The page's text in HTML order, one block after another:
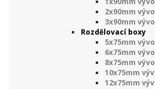
2x90mm
3x90mm
Rozdělovací boxy
5x75mm
6x75mm
8x75mm
10x75mm
12x75mm